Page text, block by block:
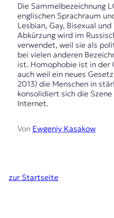
Die Sammelbezeichnung
englischen Sprachraum
Lesbian, Gay, Bisexual
Abkürzung wird im
verwendet, weil sie als
bei vielen anderen
ist. Homophobie ist in der
auch weil ein neues
2013) die Menschen in
konsolidiert sich die
Internet.
Von Ewgeniy Kasakow
zur Startseite